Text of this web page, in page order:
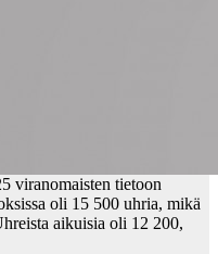
viranomaisten tietoon
oli 15 500 uhria, mikä
aikuisia oli 12 200,